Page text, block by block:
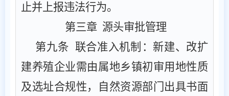
止并上报违法行为。
第三章 源头审批管理
第九条 ‌ ‌联合准入机制‌：新建、改扩
建养殖企业需由属地乡镇初审用地性质
及选址合规性，自然资源部门出具书面